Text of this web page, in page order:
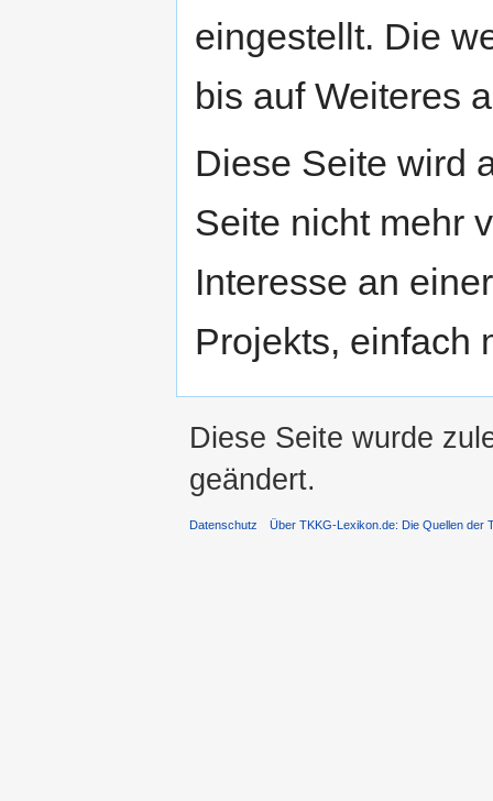
eingestellt. Die
bis auf Weiteres
Diese Seite wird
Seite nicht mehr
Interesse an
Projekts, einfach
Diese Seite wurde
geändert.
Datenschutz Über TKKG-Lexikon.de: Die Quellen der